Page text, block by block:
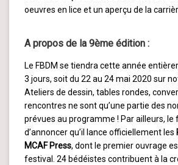
oeuvres en lice et un aperçu de la
A propos de la 9ème édition :
Le FBDM se tiendra cette année
3 jours, soit du 22 au 24 mai 2020 sur
Ateliers de dessin, tables rondes,
rencontres ne sont qu’une partie des
prévues au programme ! Par ailleurs,
d’annoncer qu’il lance officiellement les
MCAF Press, dont le premier ouvrage
festival. 24 bédéistes contribuent à la